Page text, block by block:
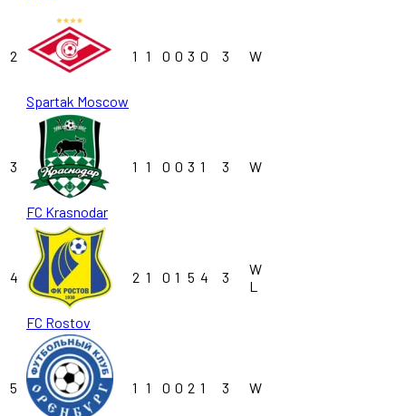
2
Spartak Moscow
1 1 0 0 3 0 3 W
3
FC Krasnodar
1 1 0 0 3 1 3 W
4
FC Rostov
2 1 0 1 5 4 3
W
L
5 1 1 0 0 2 1 3 W